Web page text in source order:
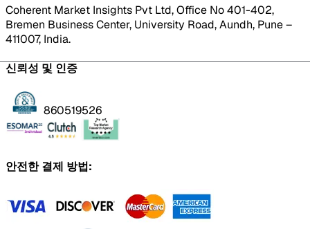
Coherent Market Insights Pvt Ltd, Office No 401-402,
Bremen Business Center, University Road, Aundh, Pune –
411007, India.
신뢰성 및 인증
860519526
안전한 결제 방법: